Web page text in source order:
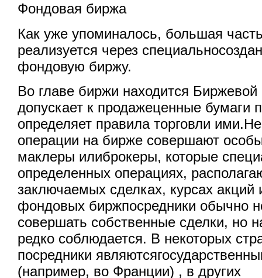
Фондовая биржа
Как уже упоминалось, большая
реализуется через
фондовую биржу.
Во главе биржи находится Биржевой
допускает к продажеценные бумаги
определяет правила торговли
операции на бирже совершают
маклеры илиброкеры, которые
определенных операциях,
заключаемых сделках, курсах акций
фондовых биржпосредники обычно
совершать собственные сделки, но
редко соблюдается. В некоторых
посредники
(например, во Франции) , в других